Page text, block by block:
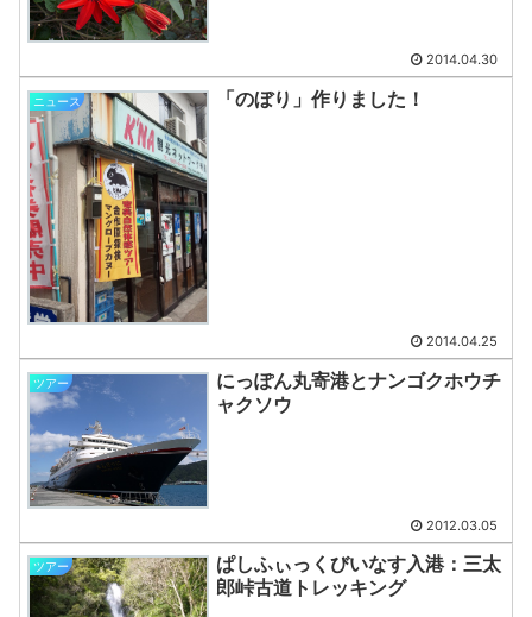
2014.04.30
ニュース 「のぼり」作りました！
2014.04.25
ツアー
にっぽん丸寄港とナンゴクホウチ
ャクソウ
2012.03.05
ツアー
ぱしふぃっくびいなす入港：三太
郎峠古道トレッキング